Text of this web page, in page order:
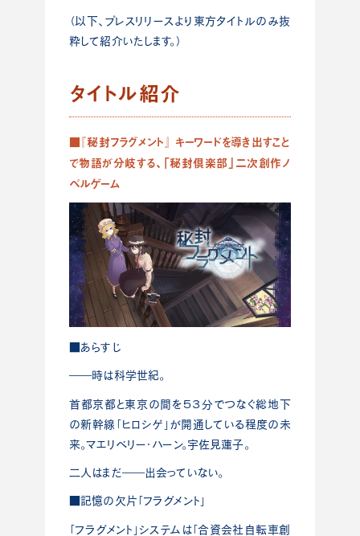
（以下、プレスリリースより東方タイトルのみ抜
粋して紹介いたします。）
タイトル紹介
■『秘封フラグメント』 キーワードを導き出すこと
で物語が分岐する、「秘封倶楽部」二次創作ノ
ベルゲーム
■あらすじ
――時は科学世紀。
首都京都と東京の間を５３分でつなぐ総地下
の新幹線「ヒロシゲ」が開通している程度の未
来。マエリベリー・ハーン。宇佐見蓮子。
二人はまだ――出会っていない。
■記憶の欠片「フラグメント」
「フラグメント」システムは「合資会社自転車創